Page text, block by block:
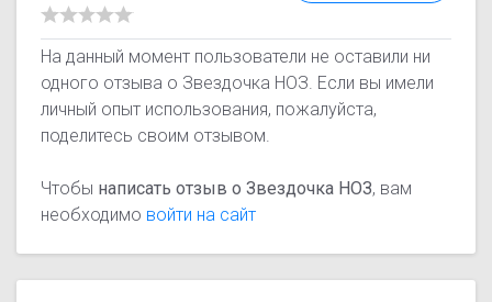
На данный момент пользователи не оставили ни
одного отзыва о Звездочка НОЗ. Если вы имели
личный опыт использования, пожалуйста,
поделитесь своим отзывом.
Чтобы написать отзыв о Звездочка НОЗ, вам
необходимо войти на сайт